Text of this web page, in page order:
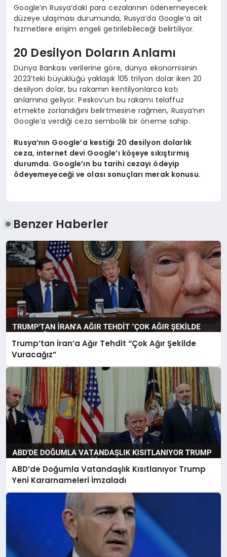
Google’ın Rusya’daki para cezalarının ödenemeyecek
düzeye ulaşması durumunda, Rusya’da Google’a ait
hizmetlere erişim engeli getirilebileceği belirtiliyor.
20 Desilyon Doların Anlamı
Dünya Bankası verilerine göre, dünya ekonomisinin
2023’teki büyüklüğü yaklaşık 105 trilyon dolar iken 20
desilyon dolar, bu rakamın kentilyonlarca katı
anlamına geliyor. Peskov’un bu rakamı telaffuz
etmekte zorlandığını belirtmesine rağmen, Rusya’nın
Google’a verdiği ceza sembolik bir öneme sahip.
Rusya’nın Google’a kestiği 20 desilyon dolarlık
ceza, internet devi Google’ı köşeye sıkıştırmış
durumda. Google’ın bu tarihi cezayı ödeyip
ödeyemeyeceği ve olası sonuçları merak konusu.
Benzer Haberler
Trump’tan İran’a Ağır Tehdit “Çok Ağır Şekilde
Vuracağız”
ABD’de Doğumla Vatandaşlık Kısıtlanıyor Trump
Yeni Kararnameleri İmzaladı